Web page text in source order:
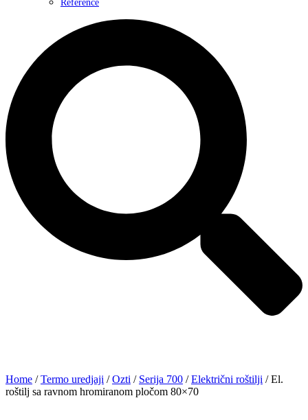
Reference
Home /Termo uredjaji /Ozti / Serija 700 /Električni roštilji / El.
roštilj sa ravnom hromiranom pločom 80×70